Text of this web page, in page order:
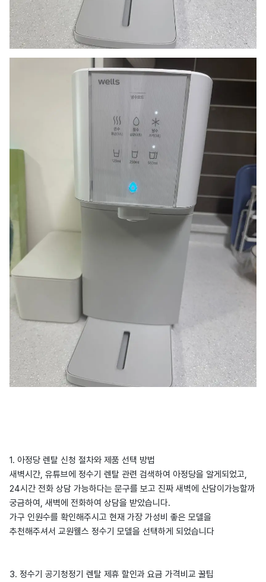
1. 아정당 렌탈 신청 절차와 제품 선택 방법
새벽시간, 유튜브에 정수기 렌탈 관련 검색하여 아정당을 알게되었고,
24시간 전화 상담 가능하다는 문구를 보고 진짜 새벽에 산담이가능할까
궁금하여, 새벽에 전화하여 상담을 받았습니다.
가구 인원수를 확인해주시고 현재 가장 가성비 좋은 모델을
추천해주셔서 교원웰스 정수기 모델을 선택하게 되었습니다
3. 정수기 공기청정기 렌탈 제휴 할인과 요금 가격비교 꿀팁